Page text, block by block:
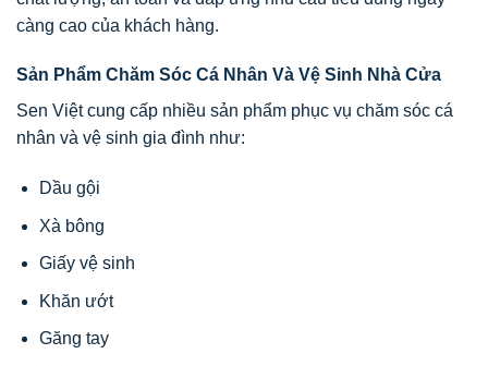
càng cao của khách hàng.
Sản Phẩm Chăm Sóc Cá Nhân Và Vệ Sinh Nhà Cửa
Sen Việt cung cấp nhiều sản phẩm phục vụ chăm sóc cá
nhân và vệ sinh gia đình như:
Dầu gội
Xà bông
Giấy vệ sinh
Khăn ướt
Găng tay